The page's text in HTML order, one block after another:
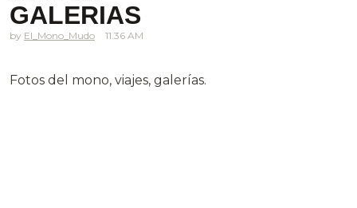
GALERIAS
El_Mono_Mudo 11.36 AM
Fotos del mono, viajes, galerías.